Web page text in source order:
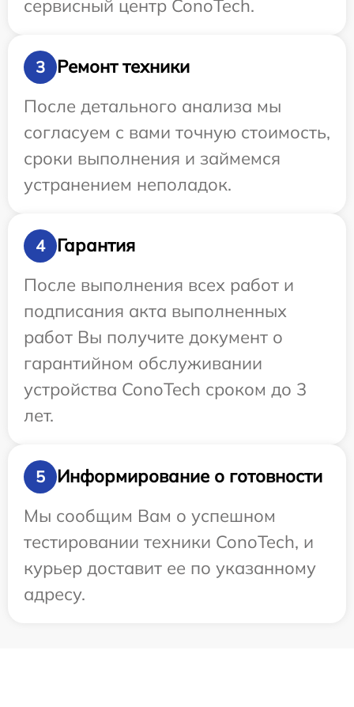
сервисный центр ConoTech.
3
Ремонт техники
После детального анализа мы
согласуем с вами точную стоимость,
сроки выполнения и займемся
устранением неполадок.
4
Гарантия
После выполнения всех работ и
подписания акта выполненных
работ Вы получите документ о
гарантийном обслуживании
устройства ConoTech сроком до 3
лет.
5
Информирование о готовности
Мы сообщим Вам о успешном
тестировании техники ConoTech, и
курьер доставит ее по указанному
адресу.